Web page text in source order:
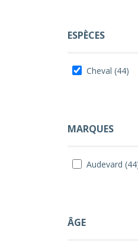
ESPÈCES
Cheval (44)
MARQUES
Audevard
ÂGE